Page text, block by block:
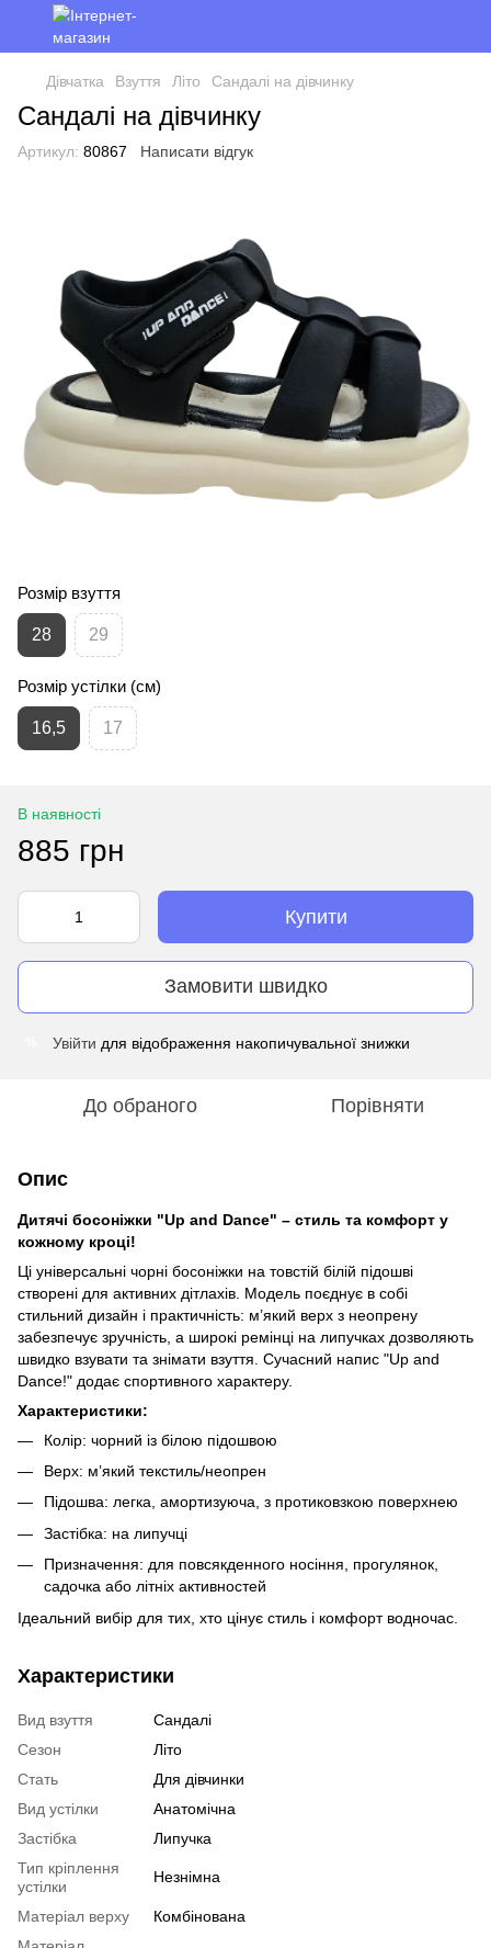
Дівчатка Взуття Літо Сандалі на дівчинку
Сандалі на дівчинку
Артикул: 80867 Написати відгук
Розмір взуття
28 29
Розмір устілки (см)
16,5 17
В наявності
885 грн
Купити
Замовити швидко
Увійти для відображення накопичувальної знижки
До обраного Порівняти
Опис
Дитячі босоніжки "Up and Dance" – стиль та комфорт у
кожному кроці!
Ці універсальні чорні босоніжки на товстій білій підошві
створені для активних дітлахів. Модель поєднує в собі
стильний дизайн і практичність: м’який верх з неопрену
забезпечує зручність, а широкі ремінці на липучках дозволяють
швидко взувати та знімати взуття. Сучасний напис "Up and
Dance!" додає спортивного характеру.
Характеристики:
Колір: чорний із білою підошвою
Верх: м’який текстиль/неопрен
Підошва: легка, амортизуюча, з протиковзкою поверхнею
Застібка: на липучці
Призначення: для повсякденного носіння, прогулянок,
садочка або літніх активностей
Ідеальний вибір для тих, хто цінує стиль і комфорт водночас.
Характеристики
Вид взуття
Сандалі
Сезон
Літо
Стать
Для дівчинки
Вид устілки
Анатомічна
Застібка
Липучка
Тип кріплення
устілки
Незнімна
Матеріал верху
Комбінована